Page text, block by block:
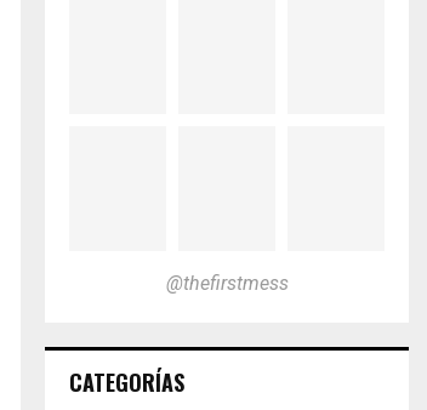
@thefirstmess
CATEGORÍAS